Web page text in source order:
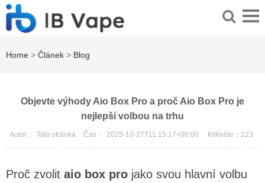
Home > Článek > Blog
Objevte výhody Aio Box Pro a proč Aio Box Pro je
nejlepší volbou na trhu
Autor： Tato stránka Čas： 2025-10-27T11:15:17+00:00 Klikněte： 223
Proč zvolit aio box pro jako svou hlavní volbu